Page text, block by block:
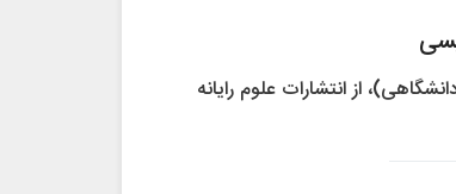
از انتشارات علوم رایانه